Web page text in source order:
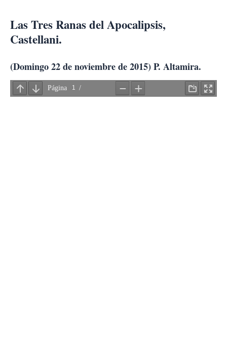
contenido
Las Tres Ranas del Apocalipsis,
Castellani.
(Domingo 22 de noviembre de 2015) P. Altamira.